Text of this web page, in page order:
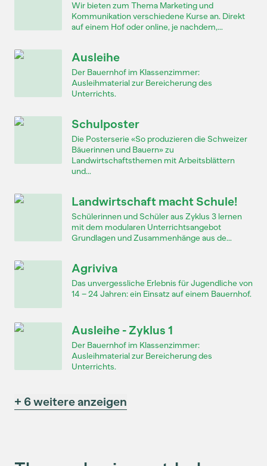
Wir bieten zum Thema Marketing und
Kommunikation verschiedene Kurse an. Direkt
auf einem Hof oder online, je nachdem,...
Ausleihe
Der Bauernhof im Klassenzimmer:
Ausleihmaterial zur Bereicherung des
Unterrichts.
Schulposter
Die Posterserie «So produzieren die Schweizer
Bäuerinnen und Bauern» zu
Landwirtschaftsthemen mit Arbeitsblättern
und...
Landwirtschaft macht Schule!
Schülerinnen und Schüler aus Zyklus 3 lernen
mit dem modularen Unterrichtsangebot
Grundlagen und Zusammenhänge aus de...
Agriviva
Das unvergessliche Erlebnis für Jugendliche von
14 – 24 Jahren: ein Einsatz auf einem Bauernhof.
Ausleihe - Zyklus 1
Der Bauernhof im Klassenzimmer:
Ausleihmaterial zur Bereicherung des
Unterrichts.
+ 6 weitere anzeigen